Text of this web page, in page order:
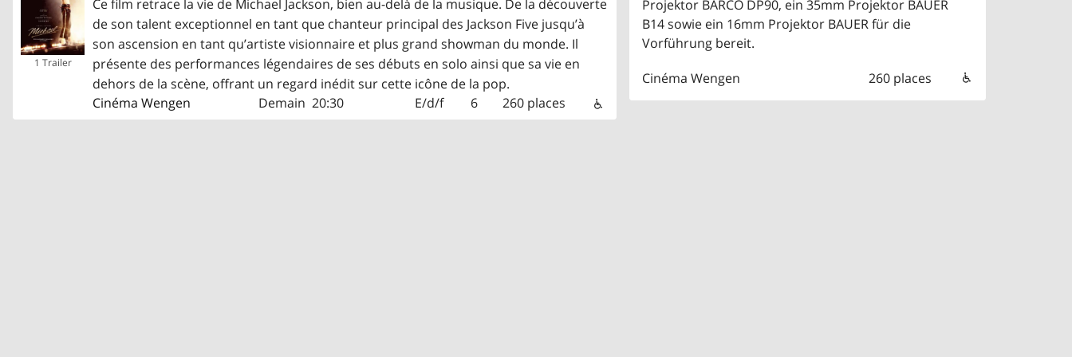
1 Trailer
Ce film retrace la vie de Michael Jackson, bien au-delà de la musique. De la découverte
de son talent exceptionnel en tant que chanteur principal des Jackson Five jusqu’à
son ascension en tant qu’artiste visionnaire et plus grand showman du monde. Il
présente des performances légendaires de ses débuts en solo ainsi que sa vie en
dehors de la scène, offrant un regard inédit sur cette icône de la pop.
Cinéma Wengen
Demain 20:30 E/d/f 6 260 places
Projektor BARCO DP90, ein 35mm Projektor BAUER
B14 sowie ein 16mm Projektor BAUER für die
Vorführung bereit.
Cinéma Wengen
260 places